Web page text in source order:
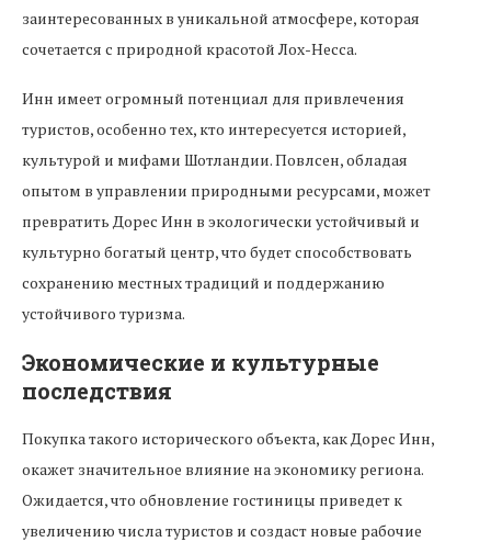
заинтересованных в уникальной атмосфере, которая
сочетается с природной красотой Лох-Несса.
Инн имеет огромный потенциал для привлечения
туристов, особенно тех, кто интересуется историей,
культурой и мифами Шотландии. Повлсен, обладая
опытом в управлении природными ресурсами, может
превратить Дорес Инн в экологически устойчивый и
культурно богатый центр, что будет способствовать
сохранению местных традиций и поддержанию
устойчивого туризма.
Экономические и культурные
последствия
Покупка такого исторического объекта, как Дорес Инн,
окажет значительное влияние на экономику региона.
Ожидается, что обновление гостиницы приведет к
увеличению числа туристов и создаст новые рабочие